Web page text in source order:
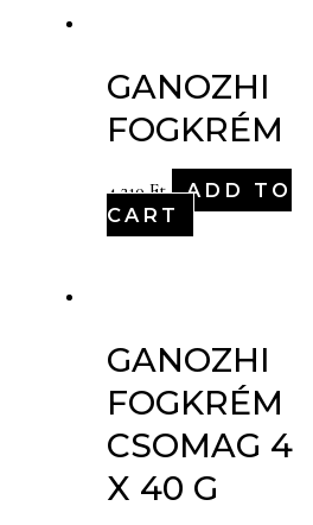
GANOZHI
FOGKRÉM
4,210Ft
ADD TO
CART
GANOZHI
FOGKRÉM
CSOMAG 4
X 40 G